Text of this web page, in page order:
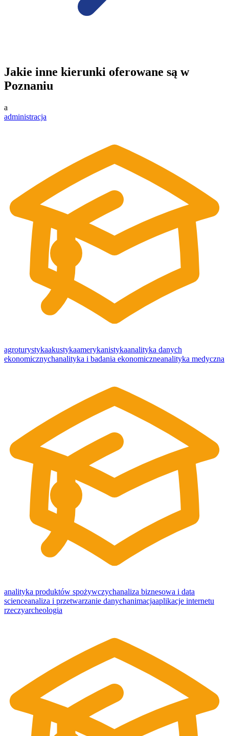
Jakie inne kierunki oferowane są w
Poznaniu
a
administracja
agroturystykaakustykaamerykanistykaanalityka danych
ekonomicznychanalityka i badania ekonomiczneanalityka medyczna
analityka produktów spożywczychanaliza biznesowa i data
scienceanaliza i przetwarzanie danychanimacjaaplikacje internetu
rzeczyarcheologia